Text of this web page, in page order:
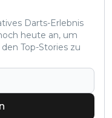
Darts-Erlebnis
heute an, um
Top-Stories zu